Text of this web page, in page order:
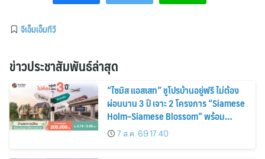
จีเอ็มเอ็มทีวี
ข่าวประชาสัมพันธ์ล่าสุด
“ไซมิส แอสเสท” ชูโปรบ้านอยู่ฟรี ไม่ต้อง
ผ่อนนาน 3 ปี เจาะ 2 โครงการ “Siamese
Holm–Siamese Blossom” พร้อม
ส่วนลดและสิทธิพิเศษถึง 31 สิงหาคม
2569
7 ส.ค. 69 17:40